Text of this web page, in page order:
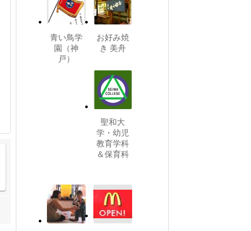
青い鳥学
園（神
戸）
お好み焼
き 美舟
聖和大
学・幼児
教育学科
＆保育科